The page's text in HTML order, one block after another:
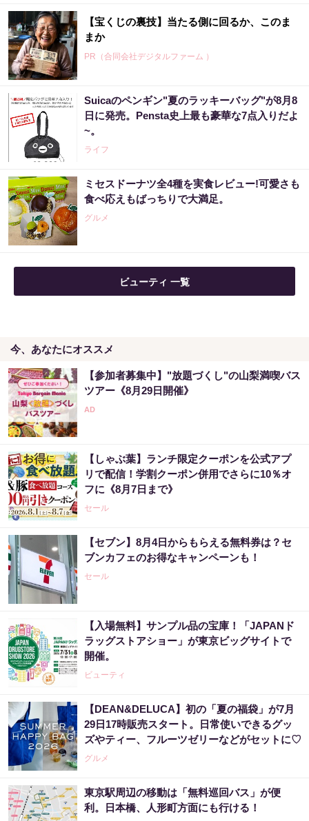
【宝くじの裏技】当たる側に回るか、このま
まか
PR（合同会社デジタルファーム ）
宝くじ当たる人だけがやっていること、教え
ます
「どうせ当たらない」と思ってた私が本当に
当選した“買い方”がこれ
PR（合同会社デジタルファーム ）
【宝くじ】このままの買い方で、本当に当た
ると思いますか
宝くじ当選で貧乏女性が人生変えた実話
PR（合同会社デジタルファーム ）
PR（合同会社デジタルファーム ）
Suicaのペンギン"夏のラッキーバッグ"が8月8
日に発売。Pensta史上最も豪華な7点入りだよ
~。
ライフ
ミセスドーナツ全4種を実食レビュー!可愛さも
食べ応えもばっちりで大満足。
グルメ
ビューティ 一覧
今、あなたにオススメ
【参加者募集中】"放題づくし"の山梨満喫バス
ツアー《8月29日開催》
【しゃぶ葉】ランチ限定クーポンを公式アプ
リで配信！学割クーポン併用でさらに10％オ
フに《8月7日まで》
セール
【セブン】8月4日からもらえる無料券は？セ
ブンカフェのお得なキャンペーンも！
セール
【入場無料】サンプル品の宝庫！「JAPANド
ラッグストアショー」が東京ビッグサイトで
開催。
ビューティ
【DEAN&DELUCA】初の「夏の福袋」が7月
29日17時販売スタート。日常使いできるグッ
ズやティー、フルーツゼリーなどがセットに♡
グルメ
東京駅周辺の移動は「無料巡回バス」が便
利。日本橋、人形町方面にも行ける！